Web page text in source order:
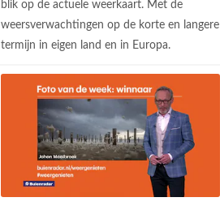
blik op de actuele weerkaart. Met de
weersverwachtingen op de korte en langere
termijn in eigen land en in Europa.